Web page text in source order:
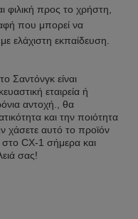
φιλική προς το χρήστη,
που μπορεί να
ελάχιστη εκπαίδευση.
Σαντόνγκ είναι
εταιρεία ή
αντοχή., θα
και την ποιότητα
χάσετε αυτό το προϊόν
στο CX-1 σήμερα και
σας!